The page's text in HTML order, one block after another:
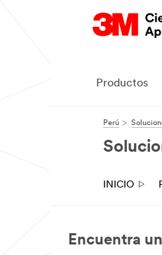
Productos
Perú
INICIO
Encuentra